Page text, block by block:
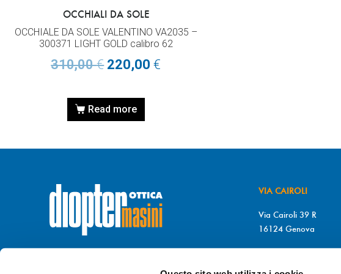
OCCHIALI DA SOLE
OCCHIALE DA SOLE VALENTINO VA2035 –
300371 LIGHT GOLD calibro 62
310,00€ 220,00€
Read more
VIA CAIROLI
Via Cairoli 39 R
16124 Genova